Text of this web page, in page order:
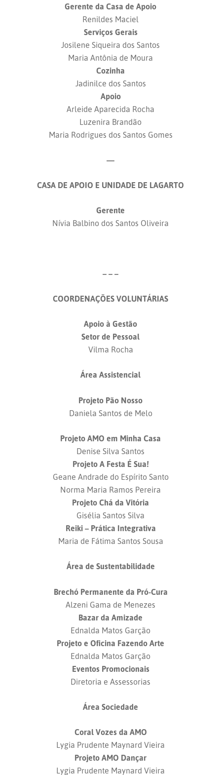
Gerente da Casa de Apoio
Renildes Maciel
Serviços Gerais
Josilene Siqueira dos Santos
Maria Antônia de Moura
Cozinha
Jadinilce dos Santos
Apoio
Arleide Aparecida Rocha
Luzenira Brandão
Maria Rodrigues dos Santos Gomes
—
CASA DE APOIO E UNIDADE DE LAGARTO
Gerente
Nívia Balbino dos Santos Oliveira
– – –
COORDENAÇÕES VOLUNTÁRIAS
Apoio à Gestão
Setor de Pessoal
Vilma Rocha
Área Assistencial
Projeto Pão Nosso
Daniela Santos de Melo
Projeto AMO em Minha Casa
Denise Silva Santos
Projeto A Festa É Sua!
Geane Andrade do Espírito Santo
Norma Maria Ramos Pereira
Projeto Chá da Vitória
Gisélia Santos Silva
Reiki – Prática Integrativa
Maria de Fátima Santos Sousa
Área de Sustentabilidade
Brechó Permanente da Pró-Cura
Alzeni Gama de Menezes
Bazar da Amizade
Ednalda Matos Garção
Projeto e Oficina Fazendo Arte
Ednalda Matos Garção
Eventos Promocionais
Diretoria e Assessorias
Área Sociedade
Coral Vozes da AMO
Lygia Prudente Maynard Vieira
Projeto AMO Dançar
Lygia Prudente Maynard Vieira